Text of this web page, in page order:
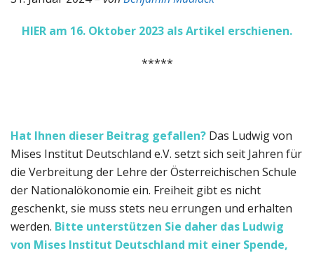
HIER am 16. Oktober 2023 als Artikel erschienen.
*****
Hat Ihnen dieser Beitrag gefallen? Das Ludwig von
Mises Institut Deutschland e.V. setzt sich seit Jahren für
die Verbreitung der Lehre der Österreichischen Schule
der Nationalökonomie ein. Freiheit gibt es nicht
geschenkt, sie muss stets neu errungen und erhalten
werden. Bitte unterstützen Sie daher das Ludwig
von Mises Institut Deutschland mit einer Spende,